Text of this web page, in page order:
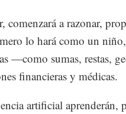
comenzará a razonar,
lo hará como un
—como sumas, restas,
financieras y médicas.
artificial aprenderán,